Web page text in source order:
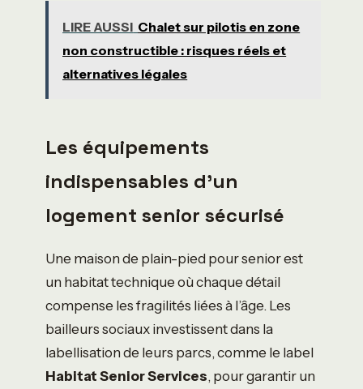
LIRE AUSSI Chalet sur pilotis en zone
non constructible : risques réels et
alternatives légales
Les équipements
indispensables d’un
logement senior sécurisé
Une maison de plain-pied pour senior est
un habitat technique où chaque détail
compense les fragilités liées à l’âge. Les
bailleurs sociaux investissent dans la
labellisation de leurs parcs, comme le label
Habitat Senior Services, pour garantir un